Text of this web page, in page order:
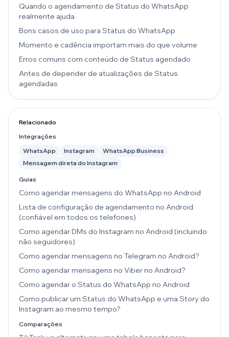
Quando o agendamento de Status do WhatsApp
realmente ajuda
Bons casos de uso para Status do WhatsApp
Momento e cadência importam mais do que volume
Erros comuns com conteúdo de Status agendado
Antes de depender de atualizações de Status
agendadas
Relacionado
Integrações
WhatsApp
Instagram
WhatsApp Business
Mensagem direta do Instagram
Guias
Como agendar mensagens do WhatsApp no Android
Lista de configuração de agendamento no Android
(confiável em todos os telefones)
Como agendar DMs do Instagram no Android (incluindo
não seguidores)
Como agendar mensagens no Telegram no Android?
Como agendar mensagens no Viber no Android?
Como agendar o Status do WhatsApp no Android
Como publicar um Status do WhatsApp e uma Story do
Instagram ao mesmo tempo?
Comparações